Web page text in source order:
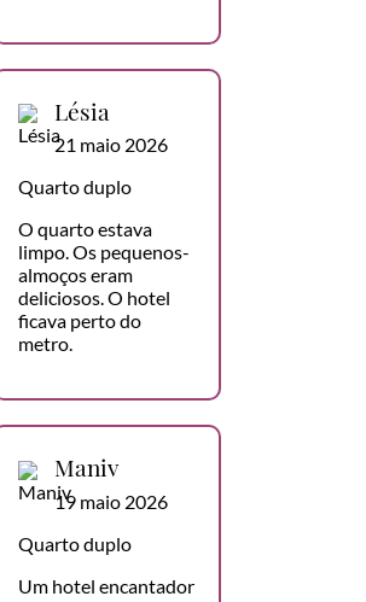
Lésia
21 maio 2026
Quarto duplo
O quarto estava
limpo. Os pequenos-
almoços eram
deliciosos. O hotel
ficava perto do
metro.
Maniv
19 maio 2026
Quarto duplo
Um hotel encantador